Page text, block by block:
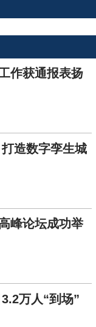
作获通报表扬
造数字孪生城
峰论坛成功举
万人“到场”